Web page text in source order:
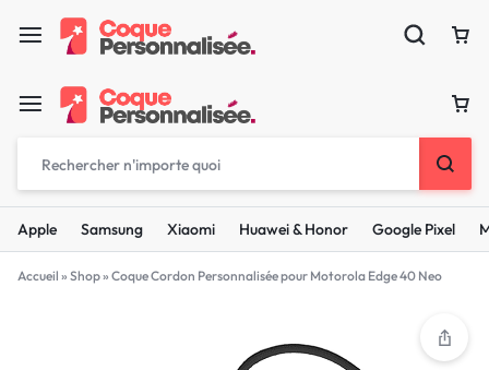
Apple Samsung Xiaomi Huawei & Honor Google Pixel
Accueil » Shop» Coque Cordon Personnalisée pour Motorola Edge 40 Neo